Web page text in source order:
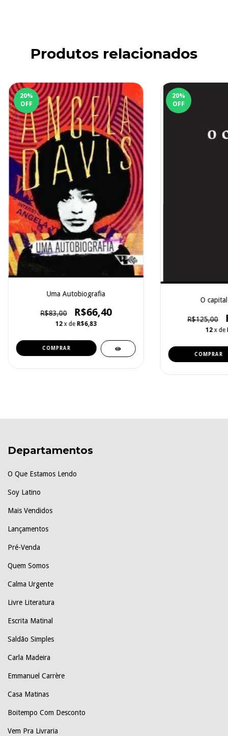
Produtos relacionados
20%
OFF
Uma Autobiografia
R$83,00 R$66,40
12 x de R$6,83
20%
OFF
O
R$125,00
12 x de
Departamentos
O Que Estamos Lendo
Soy Latino
Mais Vendidos
Lançamentos
Pré-Venda
Quem Somos
Calma Urgente
Livre Literatura
Escrita Matinal
Saldão Simples
Carla Madeira
Emmanuel Carrère
Casa Matinas
Boitempo Com Desconto
Vem Pra Livraria